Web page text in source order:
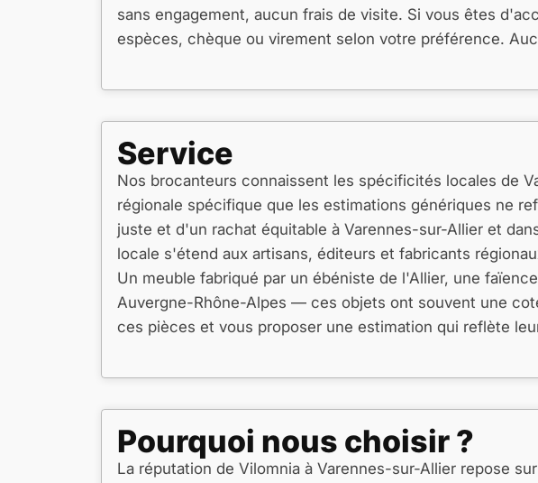
sans engagement, aucun frais de visite. Si vous êtes
espèces, chèque ou virement selon votre préférence.
Service
Nos brocanteurs connaissent les spécificités locales de
régionale spécifique que les estimations génériques ne
juste et d'un rachat équitable à Varennes-sur-Allier et
locale s'étend aux artisans, éditeurs et fabricants
Un meuble fabriqué par un ébéniste de l'Allier, une
Auvergne-Rhône-Alpes — ces objets ont souvent une
ces pièces et vous proposer une estimation qui reflète
Pourquoi nous choisir ?
La réputation de Vilomnia à Varennes-sur-Allier repose